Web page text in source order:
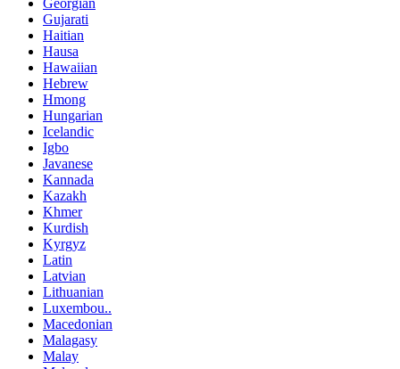
Gujarati
Haitian
Hausa
Hawaiian
Hebrew
Hmong
Hungarian
Icelandic
Igbo
Javanese
Kannada
Kazakh
Khmer
Kurdish
Kyrgyz
Latin
Latvian
Lithuanian
Luxembou..
Macedonian
Malagasy
Malay